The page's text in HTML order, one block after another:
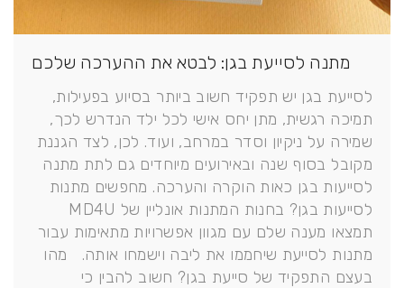
מתנה לסייעת בגן: לבטא את ההערכה שלכם
לסייעת בגן יש תפקיד חשוב ביותר בסיוע בפעילות,
תמיכה רגשית, מתן יחס אישי לכל ילד הנדרש לכך,
שמירה על ניקיון וסדר במרחב, ועוד. לכן, לצד הגננת
מקובל בסוף שנה ובאירועים מיוחדים גם לתת מתנה
לסייעות בגן כאות הוקרה והערכה. מחפשים מתנות
לסייעות בגן? בחנות המתנות אונליין של MD4U
תמצאו מענה שלם עם מגוון אפשרויות מתאימות עבור
מתנות לסייעת שיחממו את ליבה וישמחו אותה. מהו
בעצם התפקיד של סייעת בגן? חשוב להבין כי